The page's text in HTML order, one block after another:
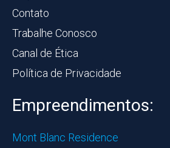
Contato
Trabalhe Conosco
Canal de Ética
Política de Privacidade
Empreendimentos:
Mont Blanc Residence